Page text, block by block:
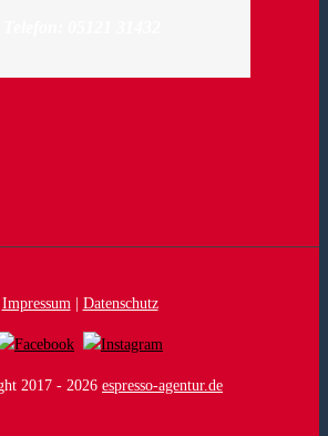
Impressum| Datenschutz
2017 - 2026 espresso-agentur.de